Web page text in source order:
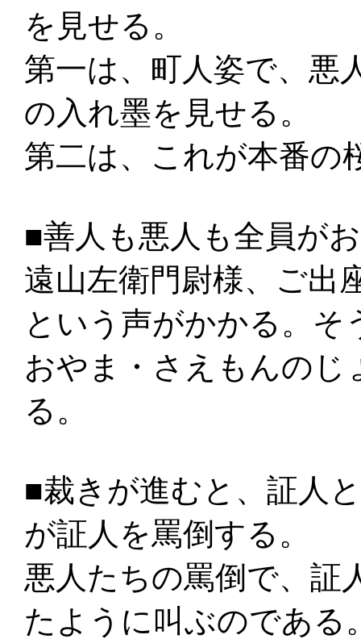
を見せる。
第一は、町人姿で、悪
の入れ墨を見せる。
第二は、これが本番の
■善人も悪人も全員が
遠山左衛門尉様、ご出
という声がかかる。そ
おやま・さえもんのじ
る。
■裁きが進むと、証人
が証人を罵倒する。
悪人たちの罵倒で、証
たように叫ぶのである